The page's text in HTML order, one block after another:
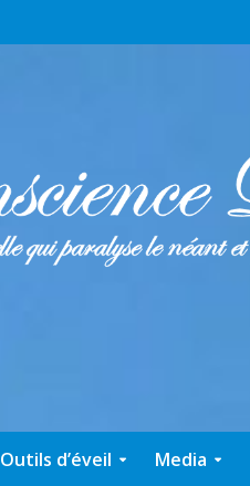
Outils d’éveil Media